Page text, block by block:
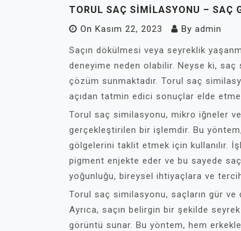
TORUL SAÇ SIMILASYONU – SAÇ
On Kasım 22, 2023 By admin
Saçın dökülmesi veya seyreklik
deneyime neden olabilir. Neyse ki,
çözüm sunmaktadır. Torul saç
açıdan tatmin edici sonuçlar elde
Torul saç similasyonu, mikro iğneler
gerçekleştirilen bir işlemdir. Bu
gölgelerini taklit etmek için kullanılır.
pigment enjekte eder ve bu sayede
yoğunluğu, bireysel ihtiyaçlara ve
Torul saç similasyonu, saçların gür ve
Ayrıca, saçın belirgin bir şekilde
görüntü sunar. Bu yöntem, hem